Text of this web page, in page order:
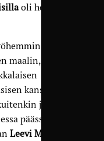
oli helppo
maalin, kun
kanssa.
johti
päässä Berat
Leevi Mannisen